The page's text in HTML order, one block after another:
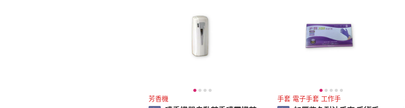
芳香機 手套 電子手套 工作手